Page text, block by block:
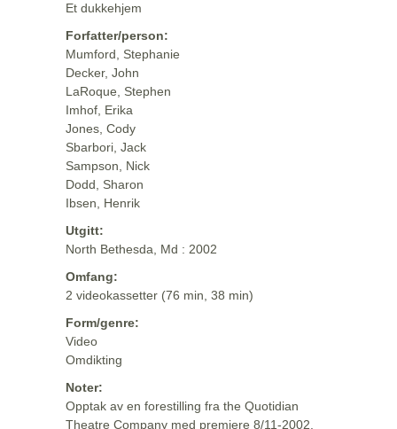
Et dukkehjem
Forfatter/person:
Mumford, Stephanie
Decker, John
LaRoque, Stephen
Imhof, Erika
Jones, Cody
Sbarbori, Jack
Sampson, Nick
Dodd, Sharon
Ibsen, Henrik
Utgitt:
North Bethesda, Md : 2002
Omfang:
2 videokassetter (76 min, 38 min)
Form/genre:
Video
Omdikting
Noter:
Opptak av en forestilling fra the Quotidian
Theatre Company med premiere 8/11-2002.